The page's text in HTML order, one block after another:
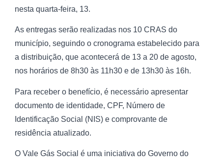
nesta quarta-feira, 13.
As entregas serão realizadas nos 10 CRAS do
município, seguindo o cronograma estabelecido para
a distribuição, que acontecerá de 13 a 20 de agosto,
nos horários de 8h30 às 11h30 e de 13h30 às 16h.
Para receber o benefício, é necessário apresentar
documento de identidade, CPF, Número de
Identificação Social (NIS) e comprovante de
residência atualizado.
O Vale Gás Social é uma iniciativa do Governo do